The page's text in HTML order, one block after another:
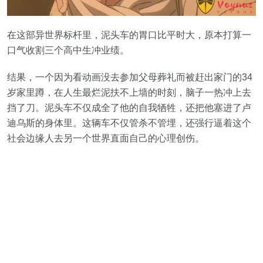
在这部异世界标杆里，泥头车的胃口比平时大，原本打算一
口气收割三个高中生冲业绩。
结果，一个因为看动画没去参加父母葬礼而被赶出家门的34
岁家里蹲，在人生最烂泥扶不上墙的时刻，脑子一热冲上去
挡了刀。泥头车不仅成全了他的自我牺牲，还把他塞进了卢
迪乌斯的身体里。这辆车不仅管杀不管埋，还强行逼着这个
社会边缘人去另一个世界直面自己的心理创伤。